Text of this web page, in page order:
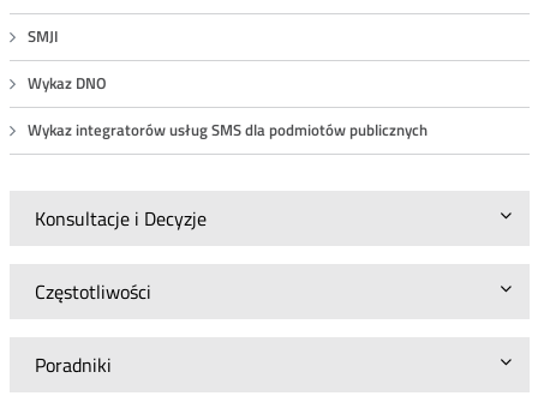
SMJI
Wykaz DNO
Wykaz integratorów usług SMS dla podmiotów publicznych
Konsultacje i Decyzje
Częstotliwości
Poradniki